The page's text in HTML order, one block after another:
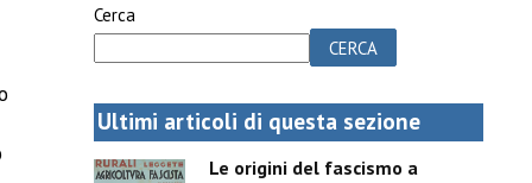
Cerca
CERCA
Ultimi articoli di questa sezione
Le origini del fascismo a